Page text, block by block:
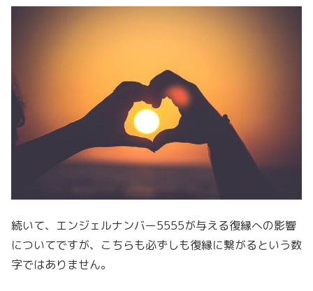
続いて、エンジェルナンバー5555が与える復縁への影響
についてですが、こちらも必ずしも復縁に繋がるという数
字ではありません。